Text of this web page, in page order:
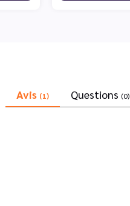
Avis (1) Questions (0)